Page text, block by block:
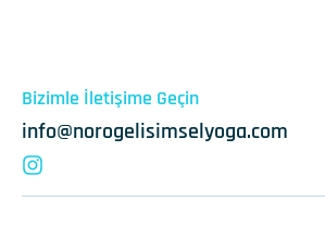
Bizimle İletişime Geçin
info@norogelisimselyoga.com